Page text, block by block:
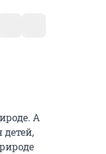
А
детей,